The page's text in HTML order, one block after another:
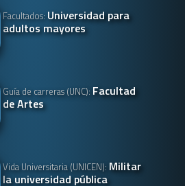
Facultados: Universidad para
adultos mayores
Guía de carreras (UNC): Facultad
de Artes
Vida Universitaria (UNICEN): Militar
la universidad pública